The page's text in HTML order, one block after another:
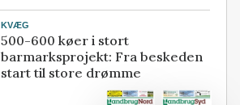
KVÆG
500-600 køer i stort
barmarksprojekt: Fra beskeden
start til store drømme